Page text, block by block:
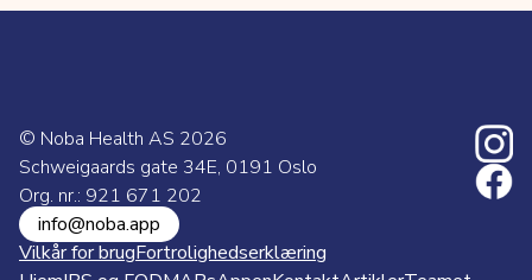
© Noba Health AS 2026
Schweigaards gate 34E, 0191 Oslo
Org. nr.: 921 671 202
info@noba.app
Vilkår for brugFortrolighedserklæring